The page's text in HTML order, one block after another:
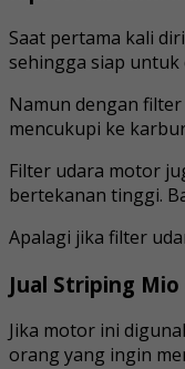
Saat pertama kali
sehingga siap untuk
Namun dengan
mencukupi ke
Filter udara motor
bertekanan tinggi.
Apalagi jika filter
Jual Striping
Jika motor ini
orang yang ingin